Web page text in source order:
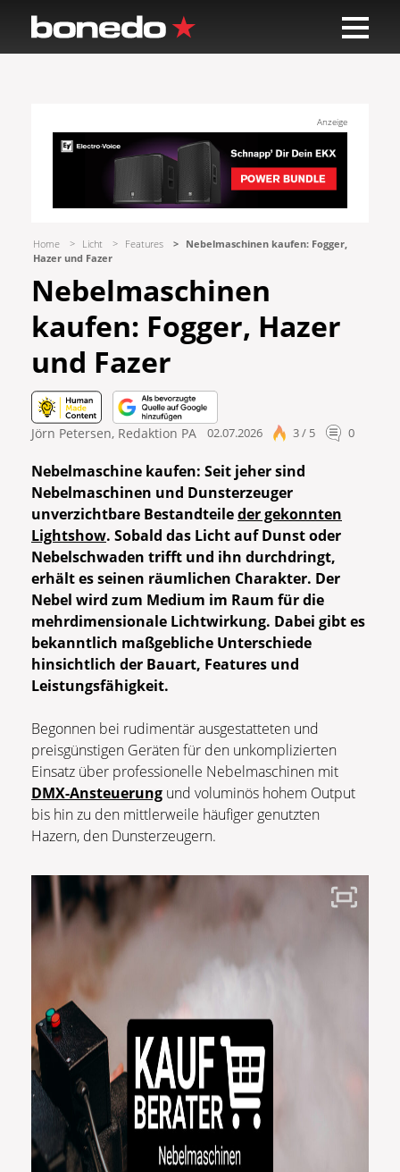
Anzeige
Home Licht Features
Nebelmaschinen kaufen: Fogger,
Hazer und Fazer
Nebelmaschinen
kaufen: Fogger, Hazer
und Fazer
Jörn Petersen, Redaktion PA 02.07.2026 3 / 5 0
Nebelmaschine kaufen: Seit jeher sind
Nebelmaschinen und Dunsterzeuger
unverzichtbare Bestandteileder gekonnten
Lightshow. Sobald das Licht auf Dunst oder
Nebelschwaden trifft und ihn durchdringt,
erhält es seinen räumlichen Charakter. Der
Nebel wird zum Medium im Raum für die
mehrdimensionale Lichtwirkung. Dabei gibt es
bekanntlich maßgebliche Unterschiede
hinsichtlich der Bauart, Features und
Leistungsfähigkeit.
Begonnen bei rudimentär ausgestatteten und
preisgünstigen Geräten für den unkomplizierten
Einsatz über professionelle Nebelmaschinen mit
DMX-Ansteuerung und voluminös hohem Output
bis hin zu den mittlerweile häufiger genutzten
Hazern, den Dunsterzeugern.